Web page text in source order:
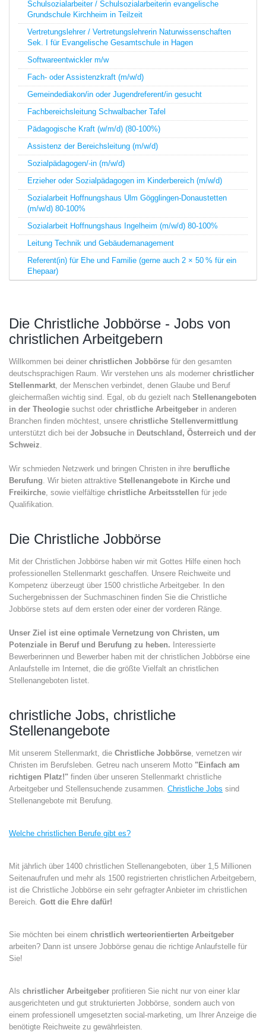
Schulsozialarbeiter / Schulsozialarbeiterin evangelische
Grundschule Kirchheim in Teilzeit
Vertretungslehrer / Vertretungslehrerin Naturwissenschaften
Sek. I für Evangelische Gesamtschule in Hagen
Softwareentwickler m/w
Fach- oder Assistenzkraft (m/w/d)
Gemeindediakon/in oder Jugendreferent/in gesucht
Fachbereichsleitung Schwalbacher Tafel
Pädagogische Kraft (w/m/d) (80-100%)
Assistenz der Bereichsleitung (m/w/d)
Sozialpädagogen/-in (m/w/d)
Erzieher oder Sozialpädagogen im Kinderbereich (m/w/d)
Sozialarbeit Hoffnungshaus Ulm Gögglingen-Donaustetten
(m/w/d) 80-100%
Sozialarbeit Hoffnungshaus Ingelheim (m/w/d) 80-100%
Leitung Technik und Gebäudemanagement
Referent(in) für Ehe und Familie (gerne auch 2 × 50 % für ein
Ehepaar)
Die Christliche Jobbörse - Jobs von
christlichen Arbeitgebern
Willkommen bei deiner christlichen Jobbörse für den gesamten
deutschsprachigen Raum. Wir verstehen uns als moderner christlicher
Stellenmarkt , der Menschen verbindet, denen Glaube und Beruf
gleichermaßen wichtig sind. Egal, ob du gezielt nach Stellenangeboten
in der Theologie suchst oder christliche Arbeitgeber in anderen
Branchen finden möchtest, unsere christliche Stellenvermittlung
unterstützt dich bei der Jobsuche in Deutschland, Österreich und der
Schweiz
Wir schmieden Netzwerk und bringen Christen in ihre berufliche
Berufung . Wir bieten attraktive Stellenangebote in Kirche und
Freikirche , sowie vielfältige christliche Arbeitsstellen für jede
Qualifikation.
Die Christliche Jobbörse
Mit der Christlichen Jobbörse haben wir mit Gottes Hilfe einen hoch
professionellen Stellenmarkt geschaffen. Unsere Reichweite und
Kompetenz überzeugt über 1500 christliche Arbeitgeber. In den
Suchergebnissen der Suchmaschinen finden Sie die Christliche
Jobbörse stets auf dem ersten oder einer der vorderen Ränge.
Unser Ziel ist eine optimale Vernetzung von Christen, um
Potenziale in Beruf und Berufung zu heben. Interessierte
Bewerberinnen und Bewerber haben mit der christlichen Jobbörse eine
Anlaufstelle im Internet, die die größte Vielfalt an christlichen
Stellenangeboten listet.
christliche Jobs, christliche
Stellenangebote
Mit unserem Stellenmarkt, die Christliche Jobbörse , vernetzen wir
Christen im Berufsleben. Getreu nach unserem Motto "Einfach am
richtigen Platz!" finden über unseren Stellenmarkt christliche
Arbeitgeber und Stellensuchende zusammen. Christliche Jobs sind
Stellenangebote mit Berufung.
Welche christlichen Berufe gibt es?
Mit jährlich über 1400 christlichen Stellenangeboten, über 1,5 Millionen
Seitenaufrufen und mehr als 1500 registrierten christlichen Arbeitgebern,
ist die Christliche Jobbörse ein sehr gefragter Anbieter im christlichen
Bereich. Gott die Ehre dafür!
Sie möchten bei einem christlich werteorientierten Arbeitgeber
arbeiten? Dann ist unsere Jobbörse genau die richtige Anlaufstelle für
Sie!
Als christlicher Arbeitgeber profitieren Sie nicht nur von einer klar
ausgerichteten und gut strukturierten Jobbörse, sondern auch von
einem professionell umgesetzten social-marketing, um Ihrer Anzeige die
benötigte Reichweite zu gewährleisten.